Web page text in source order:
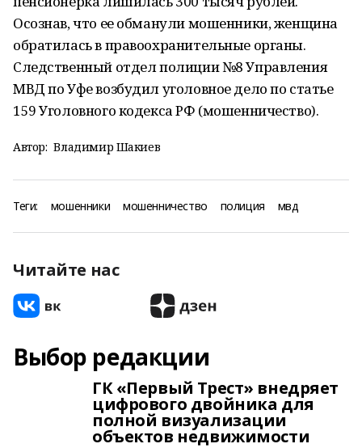
Осознав, что ее обманули мошенники, женщина
обратилась в правоохранительные органы.
Следственный отдел полиции №8 Управления
МВД по Уфе возбудил уголовное дело по статье
159 Уголовного кодекса РФ (мошенничество).
Автор: Владимир Шакиев
Теги: мошенники мошенничество полиция мвд
Читайте нас
Выбор редакции
ГК «Первый Трест» внедряет
цифрового двойника для
полной визуализации
объектов недвижимости